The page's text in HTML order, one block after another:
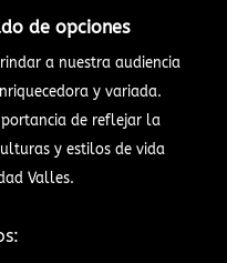
de opciones
a nuestra audiencia
y variada.
de reflejar la
y estilos de vida
Valles.